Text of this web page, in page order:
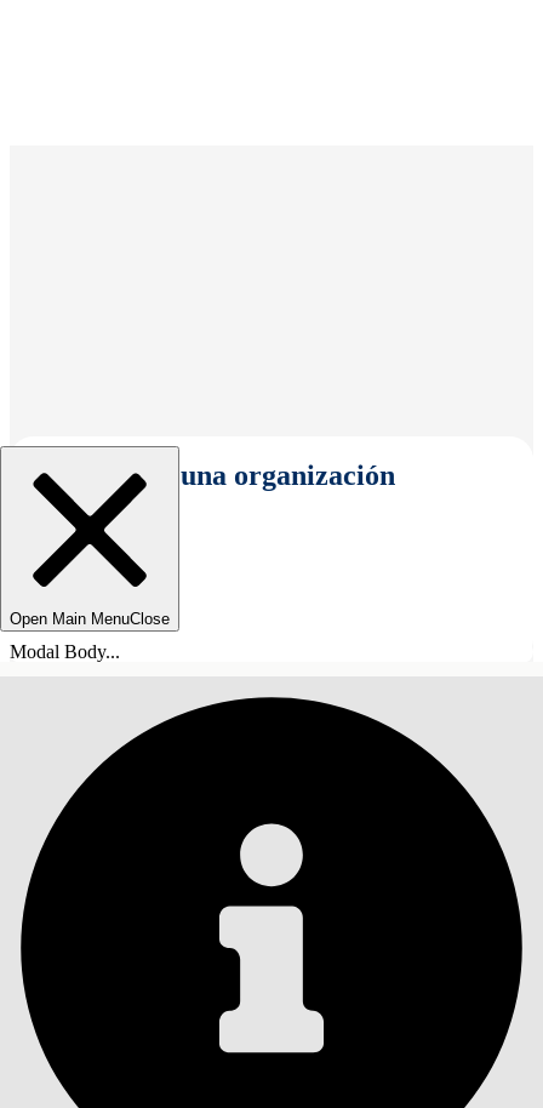
Seleccionar una organización
Open Main MenuClose
Modal Body...
Índice de materias
ÍNDICE DE MATERIAS